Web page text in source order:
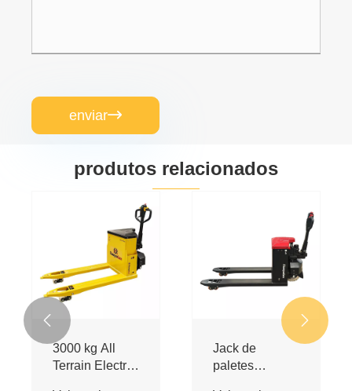
enviar
produtos relacionados
Jack de
paletes
3000 kg de
caminhão de
 